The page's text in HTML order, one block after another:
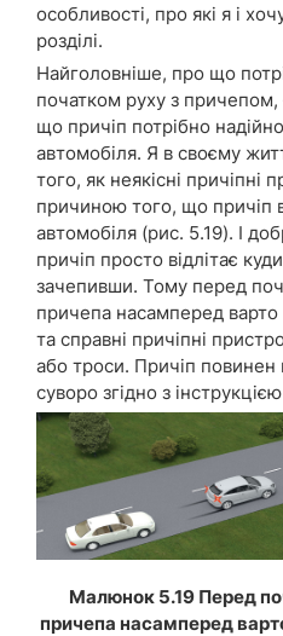
особливості, про які я і
розділі.
Найголовніше, про що
початком руху з
що причіп потрібно
автомобіля. Я в своєму
того, як неякісні причіпні
причиною того, що причіп
автомобіля (рис. 5.19). І
причіп просто відлітає
зачепивши. Тому перед
причепа насамперед варто
та справні причіпні
або троси. Причіп повинен
суворо згідно з
Малюнок 5.19 Перед
причепа насамперед